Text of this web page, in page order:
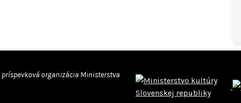
organizácia Ministerstva